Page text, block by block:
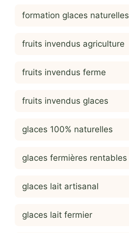
formation glaces naturelles
fruits invendus agriculture
fruits invendus ferme
fruits invendus glaces
glaces 100% naturelles
glaces fermières rentables
glaces lait artisanal
glaces lait fermier